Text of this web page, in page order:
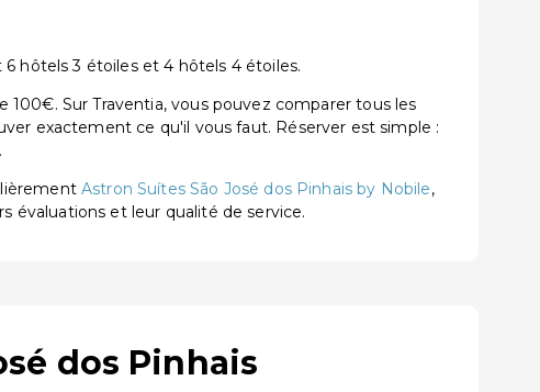
hôtels 3 étoiles et 4 hôtels 4 étoiles.
Sur Traventia, vous pouvez comparer tous les
exactement ce qu'il vous faut. Réserver est simple :
Astron Suítes São José dos Pinhais by Nobile,
évaluations et leur qualité de service.
dos Pinhais